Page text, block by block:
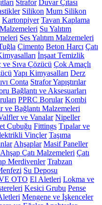
Strafor Duvar Çıtası
Silikon Mum Silikon
Kartonpiyer Tavan Kaplama
Su Yalıtım
Ses Yalıtım Malzemeleri
Çimento Beton Harcı Çatı
İnşaat Temizlik
ve Sıva Çözücü Çok Amaçlı
Yapı Kimyasalları Derz
Conta Strafor Yapıştırılar
Bağlantı ve Aksesuarları
PPRC Borular Kombi
ve Bağlantı Malzemeleri
ve Vanalar Nipeller
Çubuğu Fittings Tıpalar ve
Vinçler Taşıma
Ahşaplar Masif Paneller
Ahşap Çatı Malzemeleri Çatı
Merdivenler Trabzan
Su Deposu
OTO El Aletleri Lokma ve
Kesici Grubu Pense
Mengene ve İşkenceler